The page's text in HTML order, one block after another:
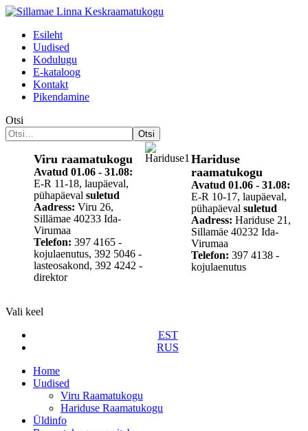
Esileht
Uudised
Kodulugu
Е-kataloog
Kontakt
Pikendamine
Otsi
Otsi
Viru raamatukogu
Avatud 01.06 - 31.08:
E-R 11-18, laupäeval,
pühapäeval suletud
Aadress: Viru 26,
Sillämae 40233 Ida-
Virumaa
Telefon: 397 4165 -
kojulaenutus, 392 5046 -
lasteosakond, 392 4242 -
direktor
Hariduse
raamatukogu
Avatud 01.06 - 31.08:
E-R 10-17, laupäeval,
pühapäeval suletud
Aadress: Hariduse 21,
Sillamäe 40232 Ida-
Virumaa
Telefon: 397 4138 -
kojulaenutus
Vali keel
EST
RUS
Home
Uudised
Viru Raamatukogu
Hariduse Raamatukogu
Üldinfo